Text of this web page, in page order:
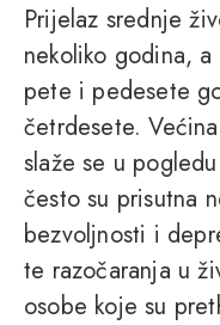
Prijelaz srednje
nekoliko godina,
pete i pedesete
četrdesete.
slaže se u
često su prisutna
bezvoljnosti i
te razočaranja u
osobe koje su